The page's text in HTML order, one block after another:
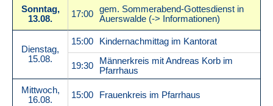
Sonntag,
13.08.
17:00
gem. Sommerabend-Gottesdienst in
Auerswalde (-> Informationen)
Dienstag,
15.08.
15:00 Kindernachmittag im Kantorat
19:30
Männerkreis mit Andreas Korb im
Pfarrhaus
Mittwoch,
16.08.
15:00 Frauenkreis im Pfarrhaus